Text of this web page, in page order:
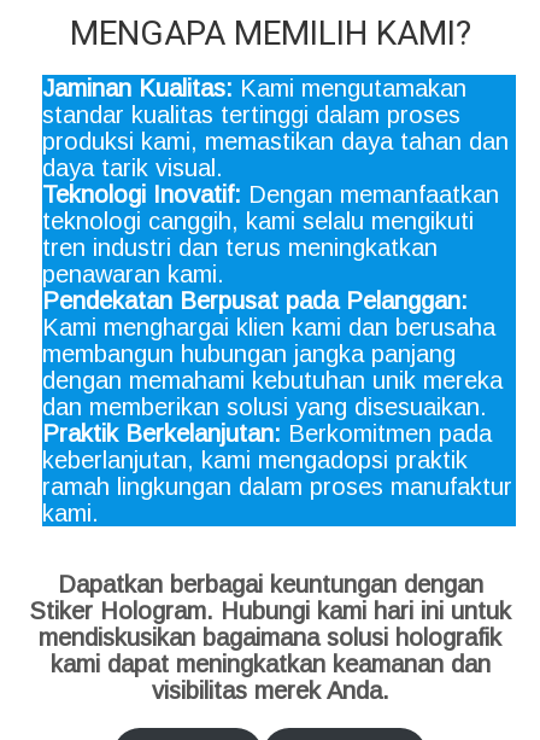
MENGAPA MEMILIH KAMI?
Jaminan Kualitas: Kami mengutamakan
standar kualitas tertinggi dalam proses
produksi kami, memastikan daya tahan dan
daya tarik visual.
Teknologi Inovatif: Dengan memanfaatkan
teknologi canggih, kami selalu mengikuti
tren industri dan terus meningkatkan
penawaran kami.
Pendekatan Berpusat pada Pelanggan:
Kami menghargai klien kami dan berusaha
membangun hubungan jangka panjang
dengan memahami kebutuhan unik mereka
dan memberikan solusi yang disesuaikan.
Praktik Berkelanjutan: Berkomitmen pada
keberlanjutan, kami mengadopsi praktik
ramah lingkungan dalam proses manufaktur
kami.
Dapatkan berbagai keuntungan dengan
Stiker Hologram. Hubungi kami hari ini untuk
mendiskusikan bagaimana solusi holografik
kami dapat meningkatkan keamanan dan
visibilitas merek Anda.